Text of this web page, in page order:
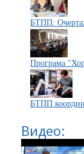
БТПП:
Програма
БТПП
Видео: